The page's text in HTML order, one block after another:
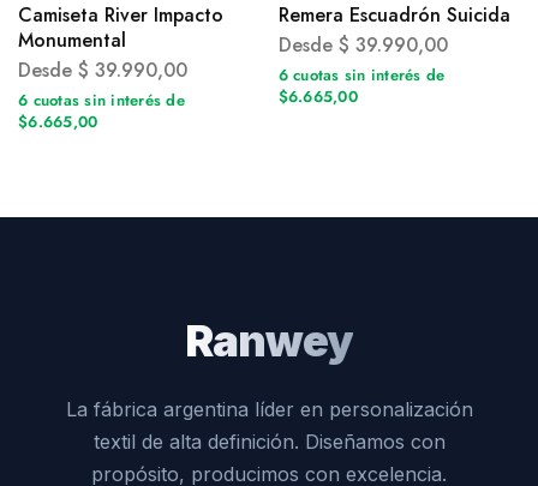
Camiseta River Impacto
Monumental
Desde $ 39.990,00
6 cuotas sin interés de
$6.665,00
Remera Escuadrón Suicida
Desde $ 39.990,00
6 cuotas sin interés de
$6.665,00
Ranwey
La fábrica argentina líder en personalización
textil de alta definición. Diseñamos con
propósito, producimos con excelencia.